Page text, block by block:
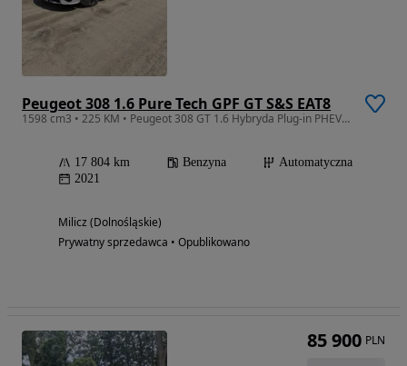
Peugeot 308 1.6 Pure Tech GPF GT S&S EAT8
1598 cm3 • 225 KM • Peugeot 308 GT 1.6 Hybryda Plug-in PHEV 2021
17 804 km Benzyna
Automatyczna
2021
Milicz (Dolnośląskie)
Prywatny sprzedawca • Opublikowano
85 900 PLN